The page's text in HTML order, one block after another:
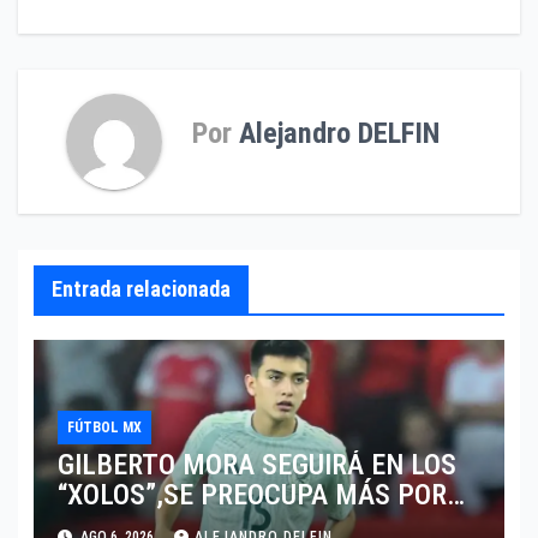
Por Alejandro DELFIN
Entrada relacionada
FÚTBOL MX
GILBERTO MORA SEGUIRÁ EN LOS
“XOLOS”,SE PREOCUPA MÁS POR
JUGAR EN SU EQUIPO.